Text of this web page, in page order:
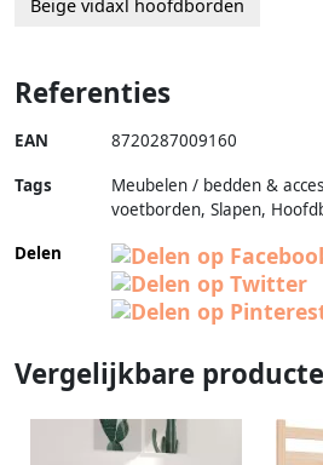
Beige vidaxl hoofdborden
Referenties
EAN 8720287009160
Tags
Meubelen / bedden &
voetborden, Slapen,
Delen
Vergelijkbare